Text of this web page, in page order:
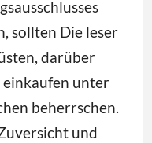
sollten Die leser
darüber
unter
beherrschen.
und